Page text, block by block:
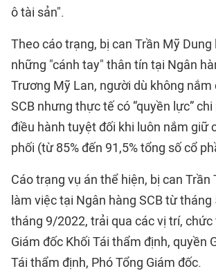
ô tài sản".
Theo cáo trạng, bị can Trần Mỹ
những "cánh tay" thân tín tại Ngân
Trương Mỹ Lan, người dù không nắm
SCB nhưng thực tế có “quyền lực”
điều hành tuyệt đối khi luôn nắm giữ
phối (từ 85% đến 91,5% tổng số cổ
Cáo trạng vụ án thể hiện, bị can Trần
làm việc tại Ngân hàng SCB từ
tháng 9/2022, trải qua các vị trí, chức
Giám đốc Khối Tái thẩm định, quyền
Tái thẩm định, Phó Tổng Giám đốc.